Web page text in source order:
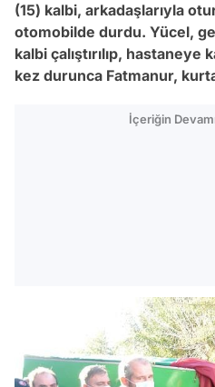
(15) kalbi, arkadaşlarıyla
otomobilde durdu. Yücel,
kalbi çalıştırılıp, hastaneye
kez durunca Fatmanur,
İçeriğin